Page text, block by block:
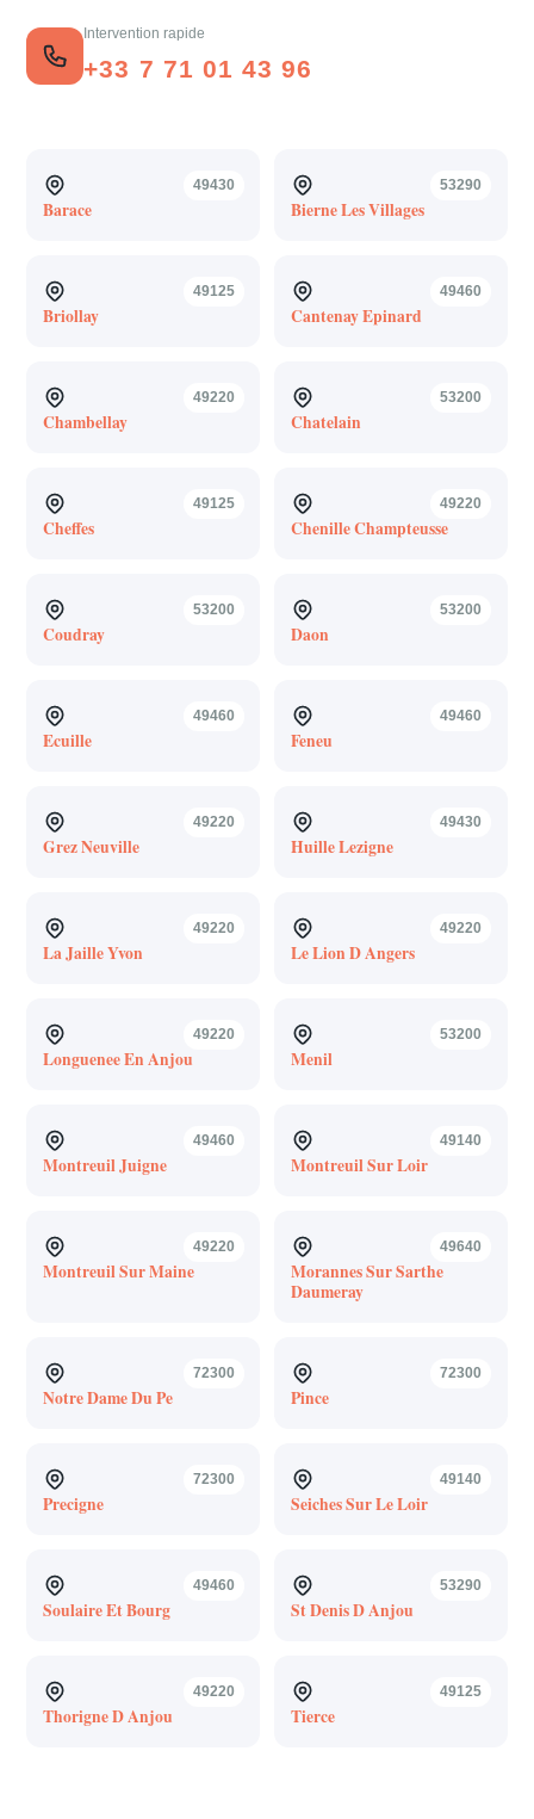
Intervention rapide
+33 7 71 01 43 96
49430
Barace
53290
Bierne Les Villages
49125
Briollay
49460
Cantenay Epinard
49220
Chambellay
53200
Chatelain
49125
Cheffes
49220
Chenille Champteusse
53200
Coudray
53200
Daon
49460
Ecuille
49460
Feneu
49220
Grez Neuville
49430
Huille Lezigne
49220
La Jaille Yvon
49220
Le Lion D Angers
49220
Longuenee En Anjou
53200
Menil
49460
Montreuil Juigne
49140
Montreuil Sur Loir
49220
Montreuil Sur Maine
49640
Morannes Sur Sarthe
Daumeray
72300
Notre Dame Du Pe
72300
Pince
72300
Precigne
49140
Seiches Sur Le Loir
49460
Soulaire Et Bourg
53290
St Denis D Anjou
49220
Thorigne D Anjou
49125
Tierce